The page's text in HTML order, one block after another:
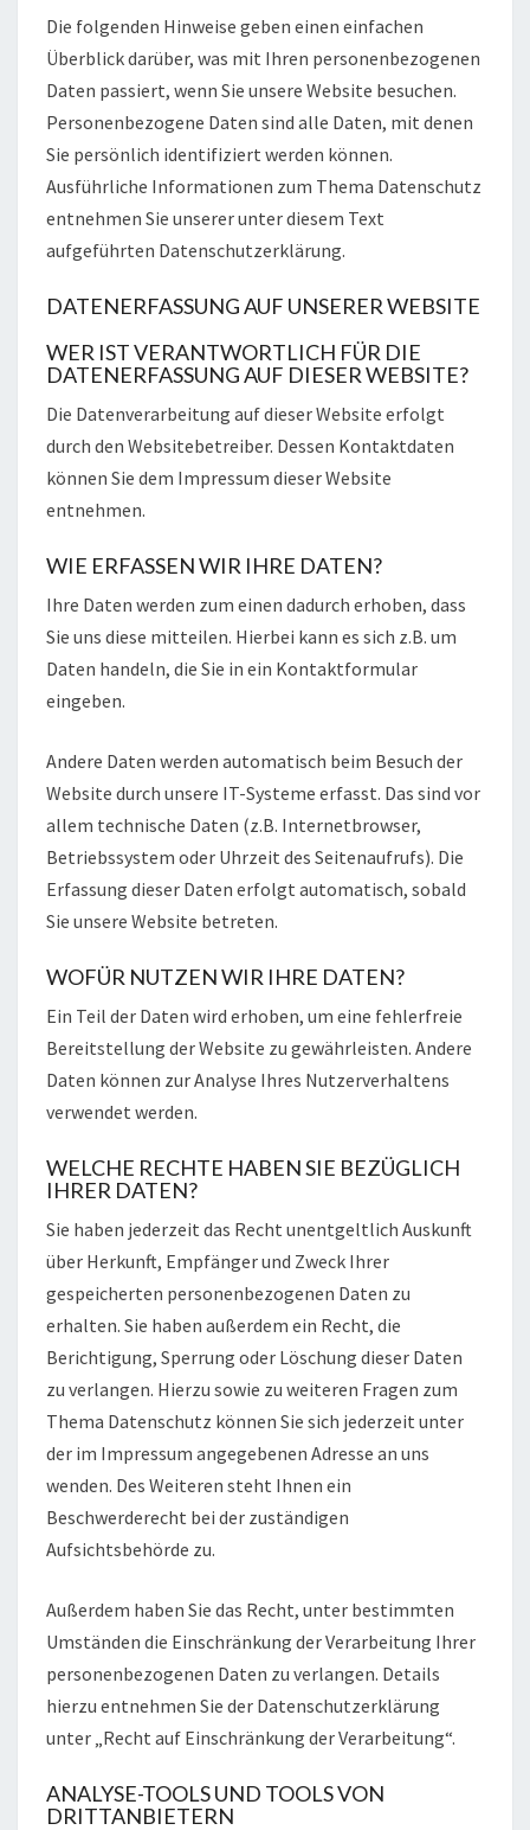
T
Z
R
K
L
Ä
N
Die folgenden Hinweise geben einen einfachen
Überblick darüber, was mit Ihren personenbezogenen
Daten passiert, wenn Sie unsere Website besuchen.
Personenbezogene Daten sind alle Daten, mit denen
Sie persönlich identifiziert werden können.
Ausführliche Informationen zum Thema Datenschutz
entnehmen Sie unserer unter diesem Text
aufgeführten Datenschutzerklärung.
DATENERFASSUNG AUF UNSERER WEBSITE
WER IST VERANTWORTLICH FÜR DIE
DATENERFASSUNG AUF DIESER WEBSITE?
Die Datenverarbeitung auf dieser Website erfolgt
durch den Websitebetreiber. Dessen Kontaktdaten
können Sie dem Impressum dieser Website
entnehmen.
WIE ERFASSEN WIR IHRE DATEN?
Ihre Daten werden zum einen dadurch erhoben, dass
Sie uns diese mitteilen. Hierbei kann es sich z.B. um
Daten handeln, die Sie in ein Kontaktformular
eingeben.
Andere Daten werden automatisch beim Besuch der
Website durch unsere IT-Systeme erfasst. Das sind vor
allem technische Daten (z.B. Internetbrowser,
Betriebssystem oder Uhrzeit des Seitenaufrufs). Die
Erfassung dieser Daten erfolgt automatisch, sobald
Sie unsere Website betreten.
WOFÜR NUTZEN WIR IHRE DATEN?
Ein Teil der Daten wird erhoben, um eine fehlerfreie
Bereitstellung der Website zu gewährleisten. Andere
Daten können zur Analyse Ihres Nutzerverhaltens
verwendet werden.
WELCHE RECHTE HABEN SIE BEZÜGLICH
IHRER DATEN?
Sie haben jederzeit das Recht unentgeltlich Auskunft
über Herkunft, Empfänger und Zweck Ihrer
gespeicherten personenbezogenen Daten zu
erhalten. Sie haben außerdem ein Recht, die
Berichtigung, Sperrung oder Löschung dieser Daten
zu verlangen. Hierzu sowie zu weiteren Fragen zum
Thema Datenschutz können Sie sich jederzeit unter
der im Impressum angegebenen Adresse an uns
wenden. Des Weiteren steht Ihnen ein
Beschwerderecht bei der zuständigen
Aufsichtsbehörde zu.
Außerdem haben Sie das Recht, unter bestimmten
Umständen die Einschränkung der Verarbeitung Ihrer
personenbezogenen Daten zu verlangen. Details
hierzu entnehmen Sie der Datenschutzerklärung
unter „Recht auf Einschränkung der Verarbeitung“.
ANALYSE-TOOLS UND TOOLS VON
DRITTANBIETERN